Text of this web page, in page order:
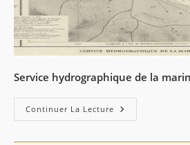
Service hydrographique de la
Continuer La Lecture Mouillage
De